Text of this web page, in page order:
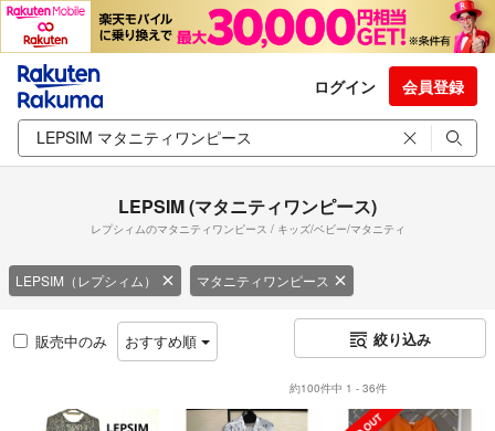
ログイン 会員登録
LEPSIM (マタニティワンピース)
レプシィムのマタニティワンピース / キッズ/ベビー/マタニティ
LEPSIM（レプシィム） マタニティワンピース
販売中のみ おすすめ順 絞り込み
約100件中 1 - 36件